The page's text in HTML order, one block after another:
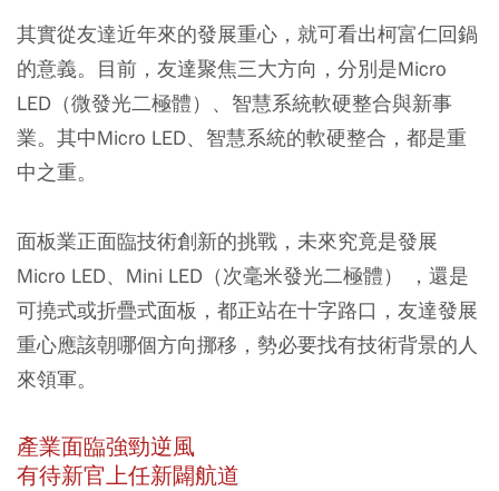
其實從友達近年來的發展重心，就可看出柯富仁回鍋
的意義。目前，友達聚焦三大方向，分別是Micro
LED（微發光二極體）、智慧系統軟硬整合與新事
業。其中Micro LED、智慧系統的軟硬整合，都是重
中之重。
面板業正面臨技術創新的挑戰，未來究竟是發展
Micro LED、Mini LED（次毫米發光二極體） ，還是
可撓式或折疊式面板，都正站在十字路口，友達發展
重心應該朝哪個方向挪移，勢必要找有技術背景的人
來領軍。
產業面臨強勁逆風
有待新官上任新闢航道